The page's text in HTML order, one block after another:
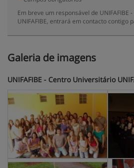
Em breve um responsável de UNIFAFIBE
UNIFAFIBE, entrará em contacto contigo
Galeria de imagens
UNIFAFIBE - Centro Universitário